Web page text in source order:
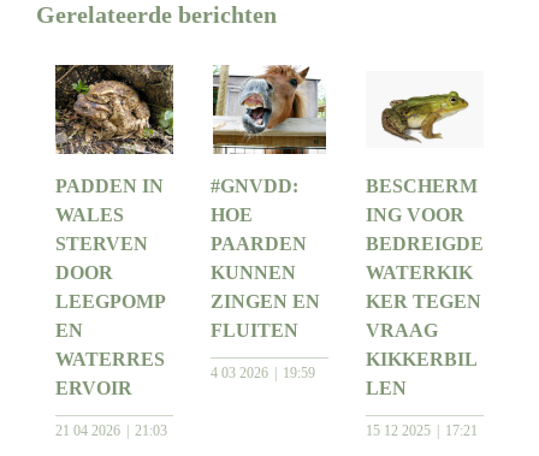
Gerelateerde berichten
PADDEN IN
WALES
STERVEN
DOOR
LEEGPOMP
EN
WATERRES
ERVOIR
21 04 2026 21:03
#GNVDD:
HOE
PAARDEN
KUNNEN
ZINGEN EN
FLUITEN
4 03 2026 19:59
BESCHERM
ING VOOR
BEDREIGDE
WATERKIK
KER TEGEN
VRAAG
KIKKERBIL
LEN
15 12 2025 17:21